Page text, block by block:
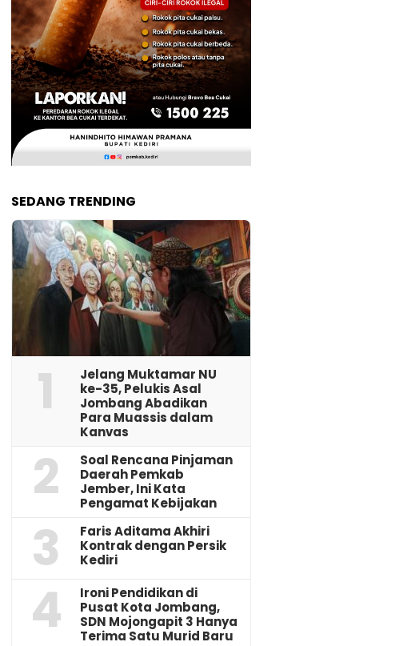
SEDANG TRENDING
1
Jelang Muktamar NU
ke-35, Pelukis Asal
Jombang Abadikan
Para Muassis dalam
Kanvas
2
‎Soal Rencana Pinjaman
Daerah Pemkab
Jember, Ini Kata
Pengamat Kebijakan ‎
3
Faris Aditama Akhiri
Kontrak dengan Persik
Kediri
4
Ironi Pendidikan di
Pusat Kota Jombang,
SDN Mojongapit 3 Hanya
Terima Satu Murid Baru